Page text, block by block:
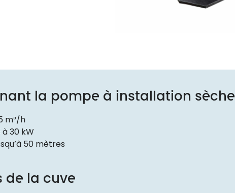
la pompe à installation sèche
m³/h
30 kW
50 mètres
de la cuve